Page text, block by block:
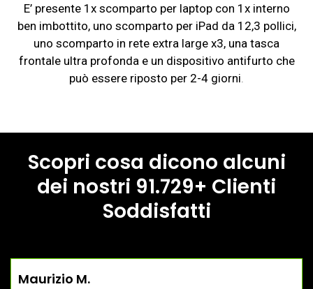
E’ presente 1x scomparto per laptop con 1x interno
ben imbottito, uno scomparto per iPad da 12,3 pollici,
uno scomparto in rete extra large x3, una tasca
frontale ultra profonda e un dispositivo antifurto che
può essere riposto per 2-4 giorni
Scopri cosa dicono alcuni
dei nostri 91.729+ Clienti
Soddisfatti
Maurizio M.